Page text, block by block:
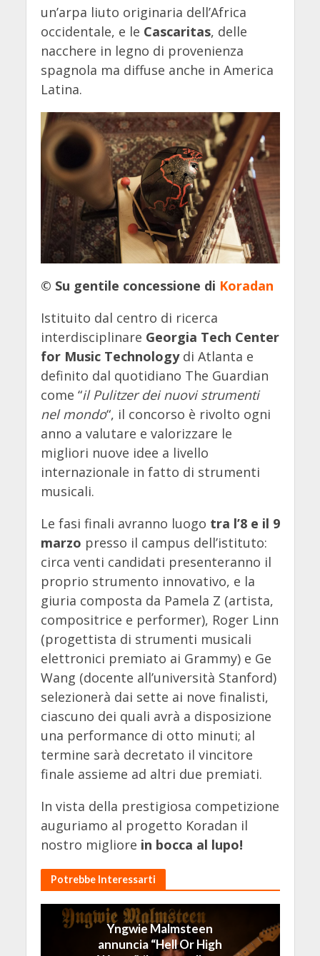
un’arpa liuto originaria dell’Africa
occidentale, e le Cascaritas, delle
nacchere in legno di provenienza
spagnola ma diffuse anche in America
Latina.
© Su gentile concessione di Koradan
Istituito dal centro di ricerca
interdisciplinare Georgia Tech Center
for Music Technologydi Atlanta e
definito dal quotidiano The Guardian
come “il Pulitzer dei nuovi strumenti
nel mondo“, il concorso è rivolto ogni
anno a valutare e valorizzare le
migliori nuove idee a livello
internazionale in fatto di strumenti
musicali.
Le fasi finali avranno luogo tra l’8 e il 9
marzo presso il campus dell’istituto:
circa venti candidati presenteranno il
proprio strumento innovativo, e la
giuria composta da Pamela Z (artista,
compositrice e performer), Roger Linn
(progettista di strumenti musicali
elettronici premiato ai Grammy) e Ge
Wang (docente all’università Stanford)
selezionerà dai sette ai nove finalisti,
ciascuno dei quali avrà a disposizione
una performance di otto minuti; al
termine sarà decretato il vincitore
finale assieme ad altri due premiati.
In vista della prestigiosa competizione
auguriamo al progetto Koradan il
nostro migliore in bocca al lupo!
Potrebbe Interessarti
Yngwie Malmsteen
annuncia “Hell Or High